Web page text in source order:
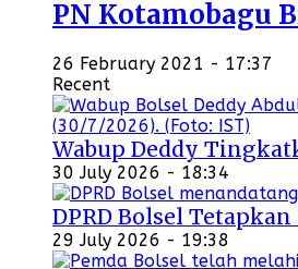
PN Kotamobagu
26 February 2021 - 17:37
Recent
Wabup Deddy
30 July 2026 - 18:34
DPRD Bolsel Tetapkan
29 July 2026 - 19:38